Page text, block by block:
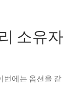
소유자
번에는 옵션을 같